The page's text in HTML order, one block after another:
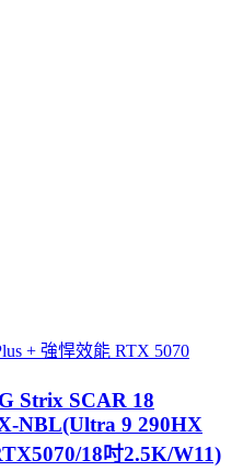
+ 強悍效能 RTX 5070
Strix SCAR 18
NBL(Ultra 9 290HX
18吋2.5K/W11)